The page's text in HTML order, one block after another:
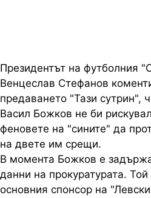
Президентът на футболния
Венцеслав Стефанов
предаването "Тази сутрин",
Васил Божков не би
феновете на "сините" да
на двете им срещи.
В момента Божков е
данни на прокуратурата.
основния спонсор на